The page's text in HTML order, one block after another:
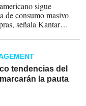
sigue
de consumo masivo
señala Kantar
tendencias del
la pauta